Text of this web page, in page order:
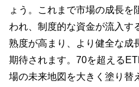
ょう。これまで市場の成長
われ、制度的な資金が流入す
熟度が高まり、より健全な成
期待されます。70を超える
場の未来地図を大きく塗り替